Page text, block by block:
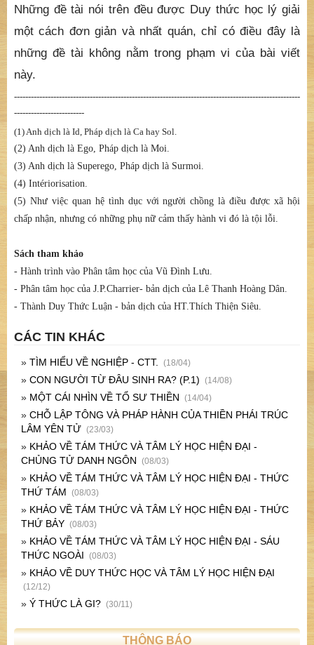
Những đề tài nói trên đều được Duy thức học lý giải
một cách đơn giản và nhất quán, chỉ có điều đây là
những đề tài không nằm trong phạm vi của bài viết
này.
------------------------------------------------------------------------------------------------------
-------------------------
(1) Anh dịch là Id, Pháp dịch là Ca hay Sol.
(2) Anh dịch là Ego, Pháp dịch là Moi.
(3) Anh dịch là Superego, Pháp dịch là Surmoi.
(4) Intériorisation.
(5) Như việc quan hệ tình dục với người chồng là điều được xã hội
chấp nhận, nhưng có những phụ nữ cảm thấy hành vi đó là tội lỗi.
Sách tham khảo
- Hành trình vào Phân tâm học của Vũ Đình Lưu.
- Phân tâm học của J.P.Charrier- bản dịch của Lê Thanh Hoàng Dân.
- Thành Duy Thức Luận - bản dịch của HT.Thích Thiện Siêu.
CÁC TIN KHÁC
» TÌM HIỂU VỀ NGHIỆP - CTT. (18/04)
» CON NGƯỜI TỪ ĐÂU SINH RA? (P.1) (14/08)
» MỘT CÁI NHÌN VỀ TỔ SƯ THIỀN (14/04)
» CHỖ LẬP TÔNG VÀ PHÁP HÀNH CỦA THIỀN PHÁI TRÚC
LÂM YÊN TỬ (23/03)
» KHẢO VỀ TÁM THỨC VÀ TÂM LÝ HỌC HIỆN ĐẠI -
CHỦNG TỬ DANH NGÔN (08/03)
» KHẢO VỀ TÁM THỨC VÀ TÂM LÝ HỌC HIỆN ĐẠI - THỨC
THỨ TÁM (08/03)
» KHẢO VỀ TÁM THỨC VÀ TÂM LÝ HỌC HIỆN ĐẠI - THỨC
THỨ BẢY (08/03)
» KHẢO VỀ TÁM THỨC VÀ TÂM LÝ HỌC HIỆN ĐẠI - SÁU
THỨC NGOÀI (08/03)
» KHẢO VỀ DUY THỨC HỌC VÀ TÂM LÝ HỌC HIỆN ĐẠI
(12/12)
» Ý THỨC LÀ GI? (30/11)
THÔNG BÁO